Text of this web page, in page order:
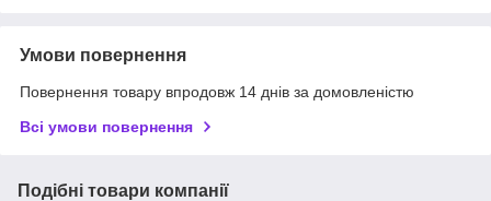
Умови повернення
Повернення товару впродовж 14 днів за домовленістю
Всі умови повернення
Подібні товари компанії